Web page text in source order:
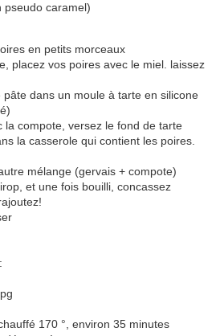
pseudo caramel)
en petits morceaux
placez vos poires avec le miel. laissez
dans un moule à tarte en silicone
la compote, versez le fond de tarte
la casserole qui contient les poires.
mélange (gervais + compote)
et une fois bouilli, concassez
170 °, environ 35 minutes